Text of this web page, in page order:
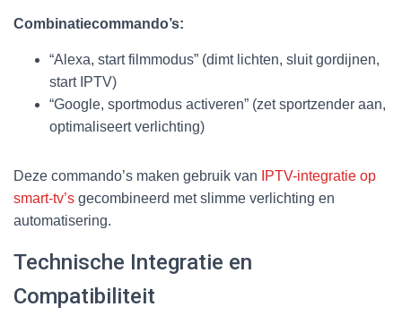
Combinatiecommando’s:
“Alexa, start filmmodus” (dimt lichten, sluit gordijnen,
start IPTV)
“Google, sportmodus activeren” (zet sportzender aan,
optimaliseert verlichting)
Deze commando’s maken gebruik van
IPTV-integratie op
smart-tv’s gecombineerd met slimme verlichting en
automatisering.
Technische Integratie en
Compatibiliteit